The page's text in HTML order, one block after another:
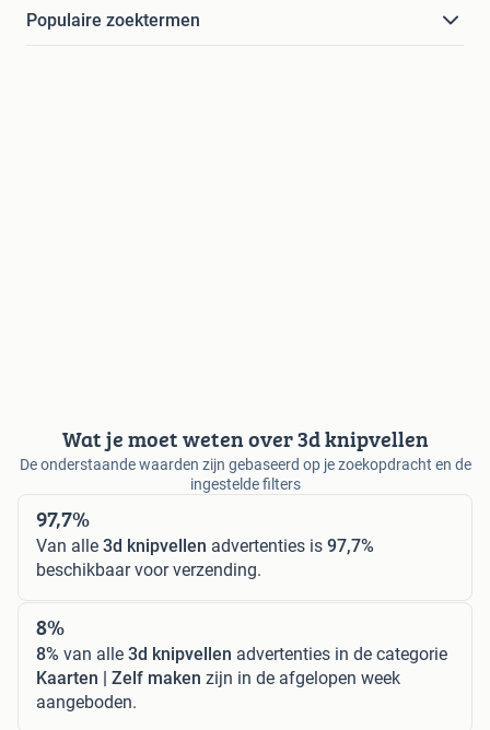
Populaire zoektermen
Wat je moet weten over 3d knipvellen
De onderstaande waarden zijn gebaseerd op je zoekopdracht en de
ingestelde filters
97,7%
Van alle 3d knipvellen advertenties is 97,7%
beschikbaar voor verzending.
8%
8% van alle 3d knipvellen advertenties in de categorie
Kaarten | Zelf maken zijn in de afgelopen week
aangeboden.